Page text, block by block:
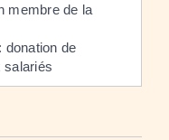
membre de la
donation de
salariés